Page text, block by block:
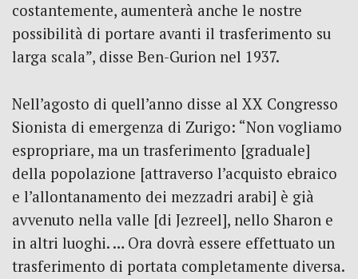
costantemente, aumenterà anche le nostre
possibilità di portare avanti il trasferimento su
larga scala”, disse Ben-Gurion nel 1937.
Nell’agosto di quell’anno disse al XX Congresso
Sionista di emergenza di Zurigo: “Non vogliamo
espropriare, ma un trasferimento [graduale]
della popolazione [attraverso l’acquisto ebraico
e l’allontanamento dei mezzadri arabi] è già
avvenuto nella valle [di Jezreel], nello Sharon e
in altri luoghi. … Ora dovrà essere effettuato un
trasferimento di portata completamente diversa.